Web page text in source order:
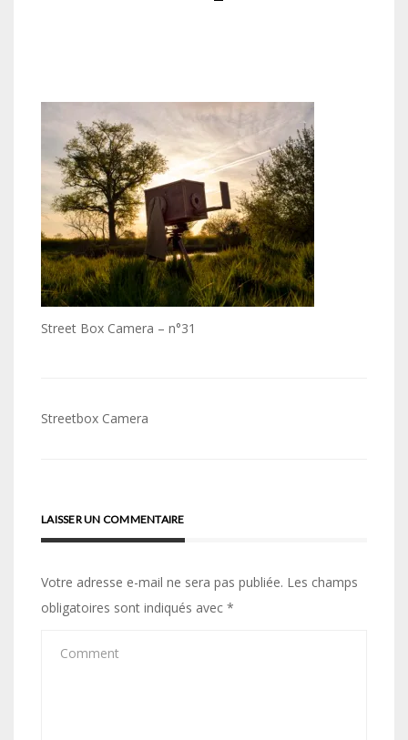
Street Box Camera – n°31
Navigation
Streetbox Camera
LAISSER UN COMMENTAIRE
Votre adresse e-mail ne sera pas publiée. Les champs
obligatoires sont indiqués avec *